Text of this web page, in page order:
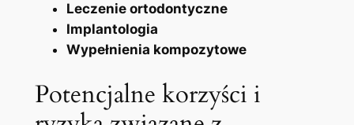
Leczenie ortodontyczne
Implantologia
Wypełnienia kompozytowe
Potencjalne korzyści i ​